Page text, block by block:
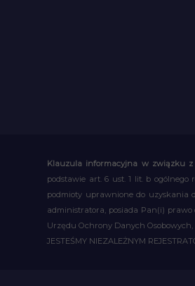
Klauzula informacyjna w związku z
podstawie art. 6 ust. 1 lit. b
podmioty uprawnione do uzyskania
administratora, posiada Pan(i)
Urzędu Ochrony Danych
JESTEŚMY NIEZALEŻNYM